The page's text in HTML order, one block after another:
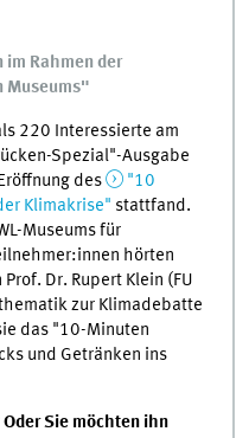
im Rahmen der
Museums"
220 Interessierte am
Spezial"-Ausgabe
des
"10
Klimakrise" stattfand.
Museums für
hörten
Dr. Rupert Klein (FU
zur Klimadebatte
das "10-Minuten
und Getränken ins
Sie möchten ihn